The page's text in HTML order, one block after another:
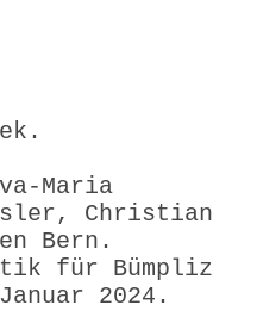
Maria
Christian
Bern.
für Bümpliz
2024.